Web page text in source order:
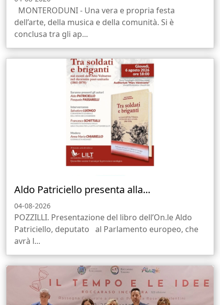
MONTERODUNI - Una vera e propria festa
dell’arte, della musica e della comunità. Si è
conclusa tra gli ap...
Aldo Patriciello presenta alla...
04-08-2026
POZZILLI. Presentazione del libro dell’On.le Aldo
Patriciello, deputato al Parlamento europeo, che
avrà l...